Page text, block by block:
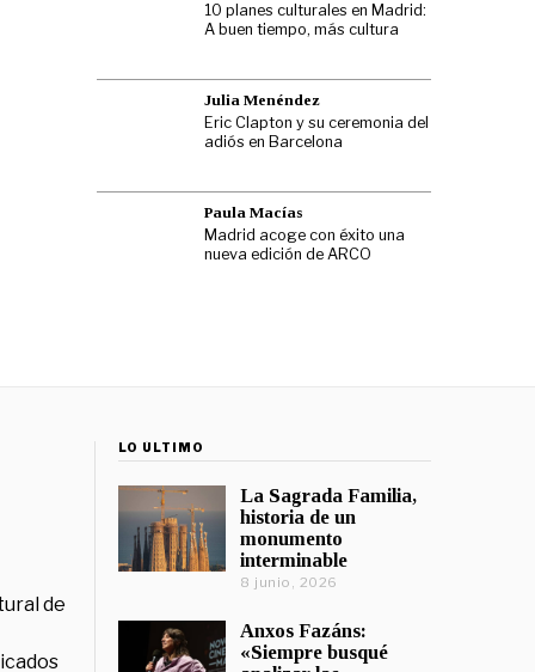
10 planes culturales en Madrid:
A buen tiempo, más cultura
Julia Menéndez
Eric Clapton y su ceremonia del
adiós en Barcelona
Paula Macías
Madrid acoge con éxito una
nueva edición de ARCO
de
LO ÚLTIMO
La Sagrada Familia,
historia de un
monumento
interminable
8 junio, 2026
Anxos Fazáns:
«Siempre busqué